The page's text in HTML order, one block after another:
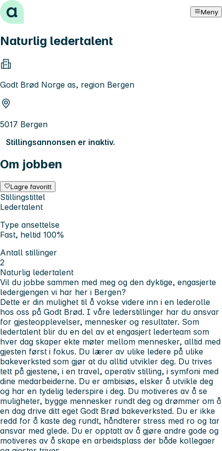
Hopp til innhold Meny
Naturlig ledertalent
Godt Brød Norge as, region Bergen
5017 Bergen
Stillingsannonsen er inaktiv.
Om jobben
Lagre favoritt
Stillingstittel
Ledertalent
Type ansettelse
Fast, heltid 100%
Antall stillinger
2
Naturlig ledertalent
Vil du jobbe sammen med meg og den dyktige, engasjerte
ledergjengen vi har her i Bergen?
Dette er din mulighet til å vokse videre inn i en lederolle
hos oss på Godt Brød. I våre lederstillinger har du ansvar
for gjesteopplevelser, mennesker og resultater. Som
ledertalent blir du en del av et engasjert lederteam som
hver dag skaper ekte møter mellom mennesker, alltid med
gjesten først i fokus. Du lærer av ulike ledere på ulike
bakeverksted som gjør at du alltid utvikler deg. Du trives
tett på gjestene, i en travel, operativ stilling, i symfoni med
dine medarbeiderne. Du er ambisiøs, elsker å utvikle deg
og har en tydelig lederspire i deg. Du motiveres av å se
muligheter, bygge mennesker rundt deg og drømmer om å
en dag drive ditt eget Godt Brød bakeverksted. Du er ikke
redd for å kaste deg rundt, håndterer stress med ro og tar
ansvar med glede. Du er opptatt av å gjøre andre gode og
motiveres av å skape en arbeidsplass der både kollegaer